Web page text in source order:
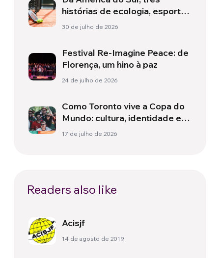
histórias de ecologia, esporte
e saúde
30 de julho de 2026
Festival Re-Imagine Peace: de
Florença, um hino à paz
24 de julho de 2026
Como Toronto vive a Copa do
Mundo: cultura, identidade e
política para além do campo
17 de julho de 2026
Readers also like
Acisjf
14 de agosto de 2019